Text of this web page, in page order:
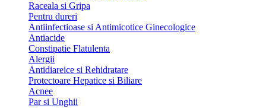
Raceala si Gripa
Pentru dureri
Antiinfectioase si Antimicotice Ginecologice
Antiacide
Constipatie Flatulenta
Alergii
Antidiareice si Rehidratare
Protectoare Hepatice si Biliare
Acnee
Par si Unghii